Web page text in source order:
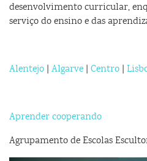
desenvolvimento curricular,
serviço do ensino e das
Alentejo | Algarve | Centro |
Aprender cooperando
Agrupamento de Escolas